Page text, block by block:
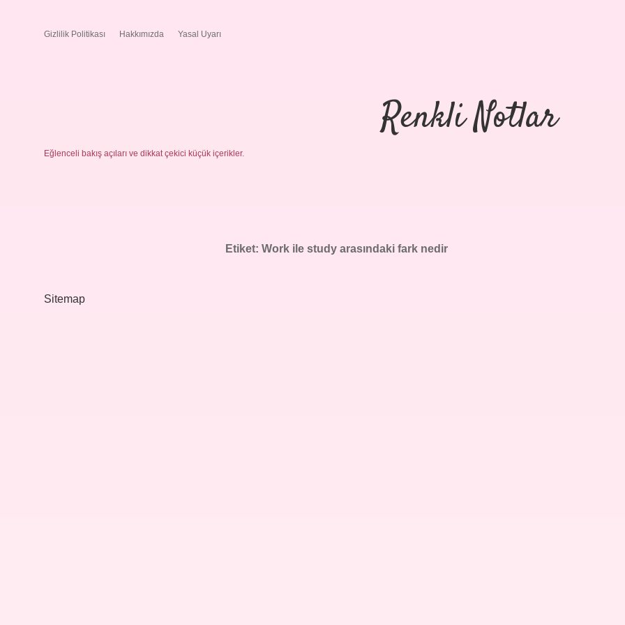
Gizlilik Politikası Hakkımızda Yasal Uyarı
Renkli Notlar
Eğlenceli bakış açıları ve dikkat çekici küçük içerikler.
Etiket:Work ile study arasındaki fark nedir
Sitemap